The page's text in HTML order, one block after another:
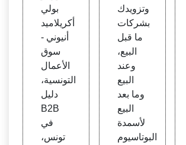
بولي
أكريلاميد
أنيوني -
سوق
الأعمال
التونسية،
دليل
B2B
في
تونس،
وتزويدك
بشركات
ما قبل
البيع،
وعند
البيع
وما بعد
البيع
لأسمدة
البوتاسيوم